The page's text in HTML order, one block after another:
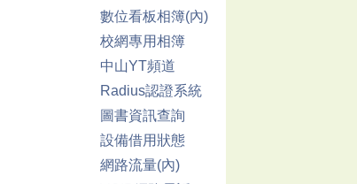
數位看板相簿(內)
校網專用相簿
中山YT頻道
Radius認證系統
圖書資訊查詢
設備借用狀態
網路流量(內)